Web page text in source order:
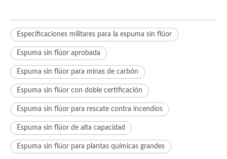
Especificaciones militares para la espuma sin flúor
Espuma sin flúor aprobada
Espuma sin flúor para minas de carbón
Espuma sin flúor con doble certificación
Espuma sin flúor para rescate contra incendios
Espuma sin flúor de alta capacidad
Espuma sin flúor para plantas químicas grandes